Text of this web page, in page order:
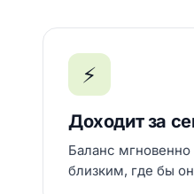
⚡
Доходит за
Баланс
близким, где бы